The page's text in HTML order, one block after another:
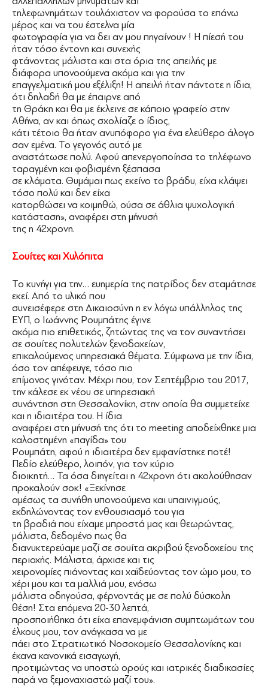
τηλεφωνημάτων τουλάχιστον να φορούσα το επάνω
μέρος και να του έστελνα μία
φωτογραφία για να δει αν μου πηγαίνουν ! Η πίεσή του
ήταν τόσο έντονη και συνεχής
φτάνοντας μάλιστα και στα όρια της απειλής με
διάφορα υπονοούμενα ακόμα και για την
επαγγελματική μου εξέλιξη! Η απειλή ήταν πάντοτε η ίδια,
ότι δηλαδή θα με έπαιρνε από
τη Θράκη και θα με έκλεινε σε κάποιο γραφείο στην
Αθήνα, αν και όπως σχολίαζε ο ίδιος,
κάτι τέτοιο θα ήταν ανυπόφορο για ένα ελεύθερο άλογο
σαν εμένα. Το γεγονός αυτό με
αναστάτωσε πολύ. Αφού απενεργοποίησα το τηλέφωνο
ταραγμένη και φοβισμένη ξέσπασα
σε κλάματα. Θυμάμαι πως εκείνο το βράδυ, είχα κλάψει
τόσο πολύ και δεν είχα
κατορθώσει να κοιμηθώ, ούσα σε άθλια ψυχολογική
κατάσταση», αναφέρει στη μήνυσή
της η 42χρονη.
Σουίτες και Χυλόπιτα
Το κυνήγι για την… ευημερία της πατρίδος δεν σταμάτησε
εκεί. Από το υλικό που
συνεισέφερε στη Δικαιοσύνη η εν λόγω υπάλληλος της
ΕΥΠ, ο Ιωάννης Ρουμπάτης έγινε
ακόμα πιο επιθετικός, ζητώντας της να τον συναντήσει
σε σουίτες πολυτελών ξενοδοχείων,
επικαλούμενος υπηρεσιακά θέματα. Σύμφωνα με την ίδια,
όσο τον απέφευγε, τόσο πιο
επίμονος γινόταν. Μέχρι που, τον Σεπτέμβριο του 2017,
την κάλεσε εκ νέου σε υπηρεσιακή
συνάντηση στη Θεσσαλονίκη, στην οποία θα συμμετείχε
και η ιδιαιτέρα του. Η ίδια
αναφέρει στη μήνυσή της ότι το meeting αποδείχθηκε μια
καλοστημένη «παγίδα» του
Ρουμπάτη, αφού η ιδιαιτέρα δεν εμφανίστηκε ποτέ!
Πεδίο ελεύθερο, λοιπόν, για τον κύριο
διοικητή… Τα όσα διηγείται η 42χρονη ότι ακολούθησαν
προκαλούν σοκ! «Ξεκίνησε
αμέσως τα συνήθη υπονοούμενα και υπαινιγμούς,
εκδηλώνοντας τον ενθουσιασμό του για
τη βραδιά που είχαμε μπροστά μας και θεωρώντας,
μάλιστα, δεδομένο πως θα
διανυκτερεύαμε μαζί σε σουίτα ακριβού ξενοδοχείου της
περιοχής. Μάλιστα, άρχισε και τις
χειρονομίες πιάνοντας και χαϊδεύοντας τον ώμο μου, το
χέρι μου και τα μαλλιά μου, ενόσω
μάλιστα οδηγούσα, φέρνοντάς με σε πολύ δύσκολη
θέση! Στα επόμενα 20-30 λεπτά,
προσποιήθηκα ότι είχα επανεμφάνιση συμπτωμάτων του
έλκους μου, τον ανάγκασα να με
πάει στο Στρατιωτικό Νοσοκομείο Θεσσαλονίκης και
έκανα κανονικά εισαγωγή,
προτιμώντας να υποστώ ορούς και ιατρικές διαδικασίες
παρά να ξεμοναχιαστώ μαζί του».